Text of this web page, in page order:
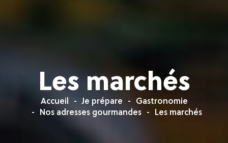
Les marchés
Accueil Je prépare
Gastronomie
Nos adresses gourmandes
Les marchés